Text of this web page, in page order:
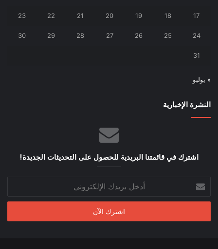
17
18
19
20
21
22
23
24
25
26
27
28
29
30
31
« يوليو
النشرة الإخبارية
اشترك في قائمتنا البريدية للحصول على التحديثات الجديدة!
بريدك
الإلكتروني